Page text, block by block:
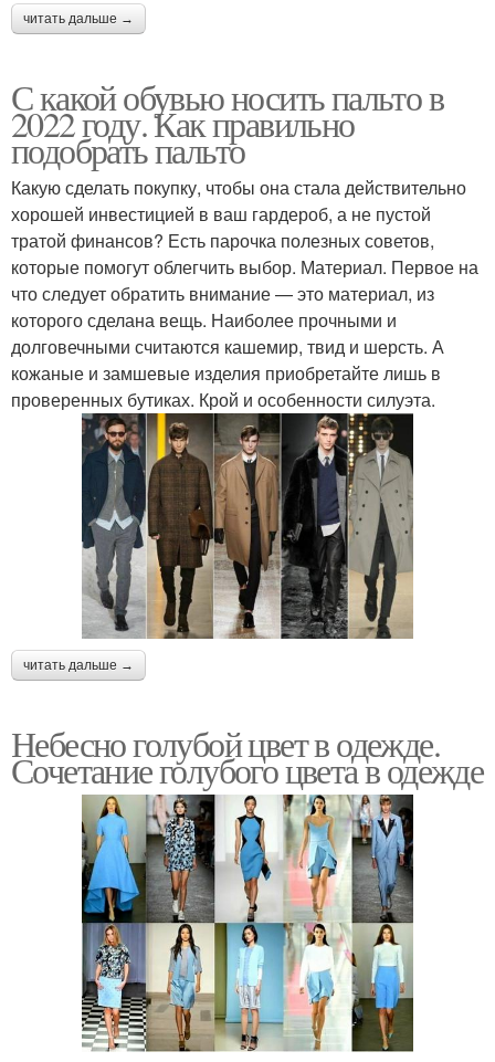
читать дальше →
С какой обувью носить пальто в
2022 году. Как правильно
подобрать пальто
Какую сделать покупку, чтобы она стала действительно
хорошей инвестицией в ваш гардероб, а не пустой
тратой финансов? Есть парочка полезных советов,
которые помогут облегчить выбор. Материал. Первое на
что следует обратить внимание — это материал, из
которого сделана вещь. Наиболее прочными и
долговечными считаются кашемир, твид и шерсть. А
кожаные и замшевые изделия приобретайте лишь в
проверенных бутиках. Крой и особенности силуэта.
читать дальше →
Небесно голубой цвет в одежде.
Сочетание голубого цвета в одежде